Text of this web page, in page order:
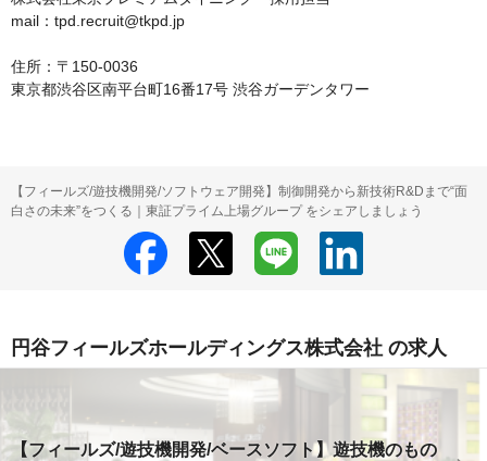
mail：tpd.recruit@tkpd.jp
住所：〒150-0036
東京都渋谷区南平台町16番17号 渋谷ガーデンタワー
【フィールズ/遊技機開発/ソフトウェア開発】制御開発から新技術R&Dまで“面
白さの未来”をつくる｜東証プライム上場グループ をシェアしましょう
円谷フィールズホールディングス株式会社 の求人
【フィールズ/遊技機開発/ベースソフト】遊技機のもの